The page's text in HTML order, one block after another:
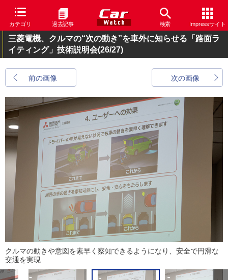
カテゴリ 過去記事 検索 Impressサイト
三菱電機、クルマの“次の動き”を車外に知らせる「路面ラ
イティング」技術説明会(26/27)
前の画像 次の画像
クルマの動きや意図を素早く察知できるようになり、安全で円滑な
交通を実現